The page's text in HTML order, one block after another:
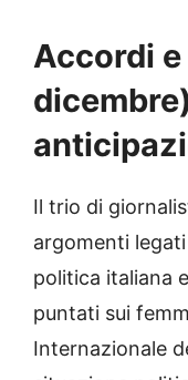
Accordi
Il trio di
argomenti
politica italiana
puntati sui
Internazionale